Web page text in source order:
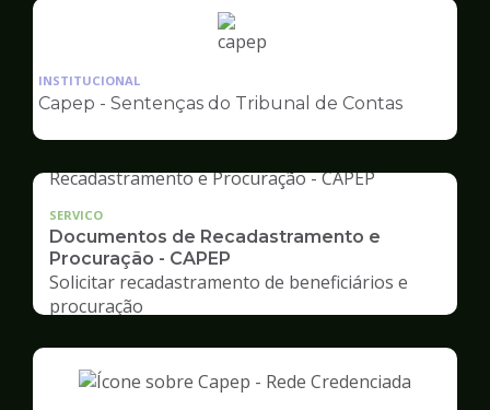
Ilustração
pagina
Capep
INSTITUCIONAL
Capep - Sentenças do Tribunal de Contas
SERVICO
Documentos de Recadastramento e
Procuração - CAPEP
Solicitar recadastramento de beneficiários e
procuração